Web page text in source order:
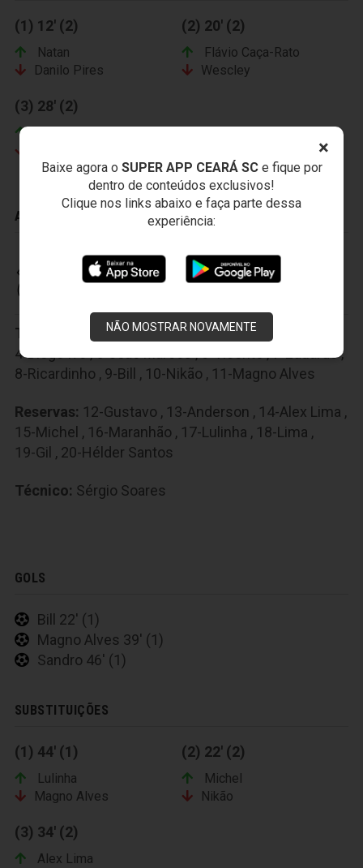
×
Baixe agora o SUPER APP CEARÁ SCe fique por
dentro de conteúdos exclusivos!
Clique nos links abaixo e faça parte dessa
experiência:
NÃO MOSTRAR NOVAMENTE
(1) 12' (2)
Natan
Danilo Pires
(2) 20' (2)
Flávio Caça-Rato
Wescley
(3) 28' (2)
ADVERTÊNCIAS
CEARÁ SPORTING CLUB
Titulares: 1-Jailson,2-Marcos,3-Sandro
4-Diego Ivo,5-João Marcos,6-Vicente,7-Eduardo,
8-Ricardinho , 9-Bill , 10-Nikão , 11-Magno Alves
Reservas: 12-Gustavo , 13-Anderson , 14-Alex Lima ,
15-Michel , 16-Maranhão , 17-Lulinha , 18-Lima ,
19-Gil , 20-Hélder Santos
Técnico: Sérgio Soares
GOLS
Bill 22' (1)
Magno Alves 39' (1)
Sandro 46' (1)
SUBSTITUIÇÕES
(1) 44' (1)
Lulinha
Magno Alves
(2) 22' (2)
Michel
Nikão
(3) 34' (2)
Alex Lima